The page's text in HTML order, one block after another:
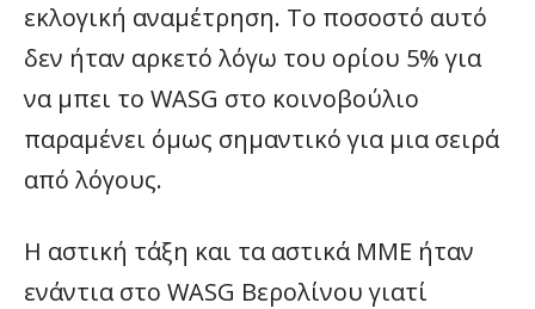
εκλογική αναμέτρηση. Το ποσοστό αυτό
δεν ήταν αρκετό λόγω του ορίου 5% για
να μπει το WASG στο κοινοβούλιο
παραμένει όμως σημαντικό για μια σειρά
από λόγους.
H αστική τάξη και τα αστικά ΜΜΕ ήταν
ενάντια στο WASG Βερολίνου γιατί